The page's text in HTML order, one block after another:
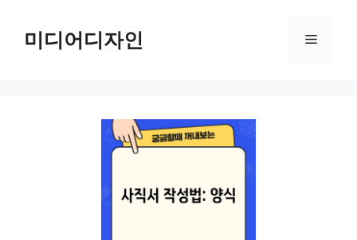
미디어디자인 메